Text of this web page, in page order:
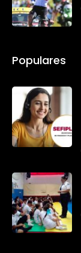
Populares